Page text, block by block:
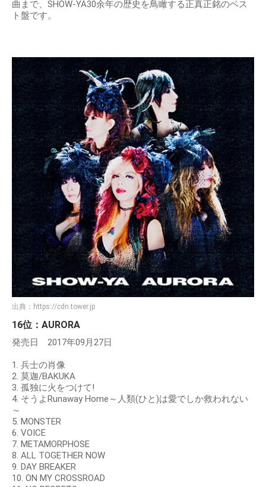
曲まで、SHOW-YA30余年の歴史を鳥瞰する正真正銘のベス
ト盤です。
出典： https://cdn.tower.jp
16位：AURORA
発売日 2017年09月27日
1. 兵士の肖像
2. 莫迦/BAKUKA
3. 孤独に火をつけて!
4. そうよRunaway Home～人類(ひと)は愛でしか救われない
～
5. MONSTER
6. VOICE
7. METAMORPHOSE
8. ALL TOGETHER NOW
9. DAY BREAKER
10. ON MY CROSSROAD